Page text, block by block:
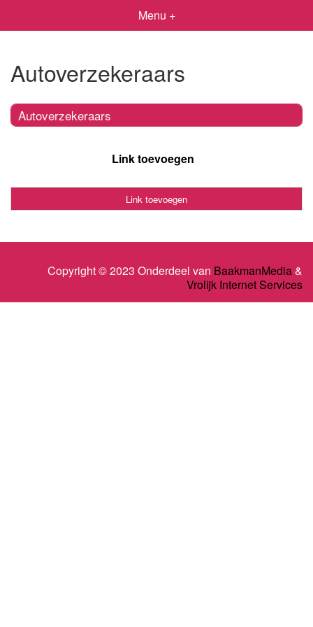
Menu +
Autoverzekeraars
Autoverzekeraars
Link toevoegen
Link toevoegen
Copyright © 2023 Onderdeel van BaakmanMedia&
Vrolijk Internet Services